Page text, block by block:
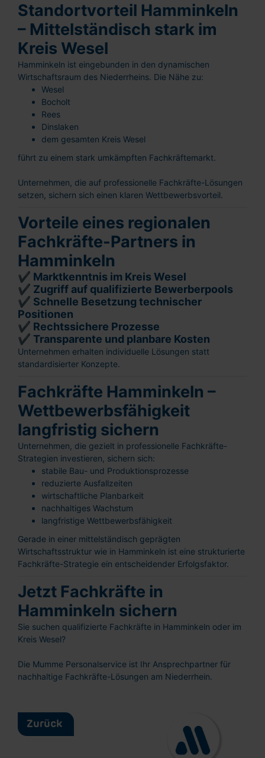
Standortvorteil Hamminkeln
– Mittelständisch stark im
Kreis Wesel
Hamminkeln ist eingebunden in den dynamischen
Wirtschaftsraum des Niederrheins. Die Nähe zu:
Wesel
Bocholt
Rees
Dinslaken
dem gesamten Kreis Wesel
führt zu einem stark umkämpften Fachkräftemarkt.
Unternehmen, die auf professionelle Fachkräfte-Lösungen
setzen, sichern sich einen klaren Wettbewerbsvorteil.
Vorteile eines regionalen
Fachkräfte-Partners in
Hamminkeln
✔ Marktkenntnis im Kreis Wesel
✔ Zugriff auf qualifizierte Bewerberpools
✔ Schnelle Besetzung technischer
Positionen
✔ Rechtssichere Prozesse
✔ Transparente und planbare Kosten
Unternehmen erhalten individuelle Lösungen statt
standardisierter Konzepte.
Fachkräfte Hamminkeln –
Wettbewerbsfähigkeit
langfristig sichern
Unternehmen, die gezielt in professionelle Fachkräfte-
Strategien investieren, sichern sich:
stabile Bau- und Produktionsprozesse
reduzierte Ausfallzeiten
wirtschaftliche Planbarkeit
nachhaltiges Wachstum
langfristige Wettbewerbsfähigkeit
Gerade in einer mittelständisch geprägten
Wirtschaftsstruktur wie in Hamminkeln ist eine strukturierte
Fachkräfte-Strategie ein entscheidender Erfolgsfaktor.
Jetzt Fachkräfte in
Hamminkeln sichern
Sie suchen qualifizierte Fachkräfte in Hamminkeln oder im
Kreis Wesel?
Die Mumme Personalservice ist Ihr Ansprechpartner für
nachhaltige Fachkräfte-Lösungen am Niederrhein.
Zurück
Schnellbewerbung
Ganz einfach: Formular ausfüllen und
abschicken!
Vorname